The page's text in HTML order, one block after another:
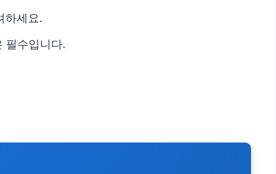
하세요.
필수입니다.